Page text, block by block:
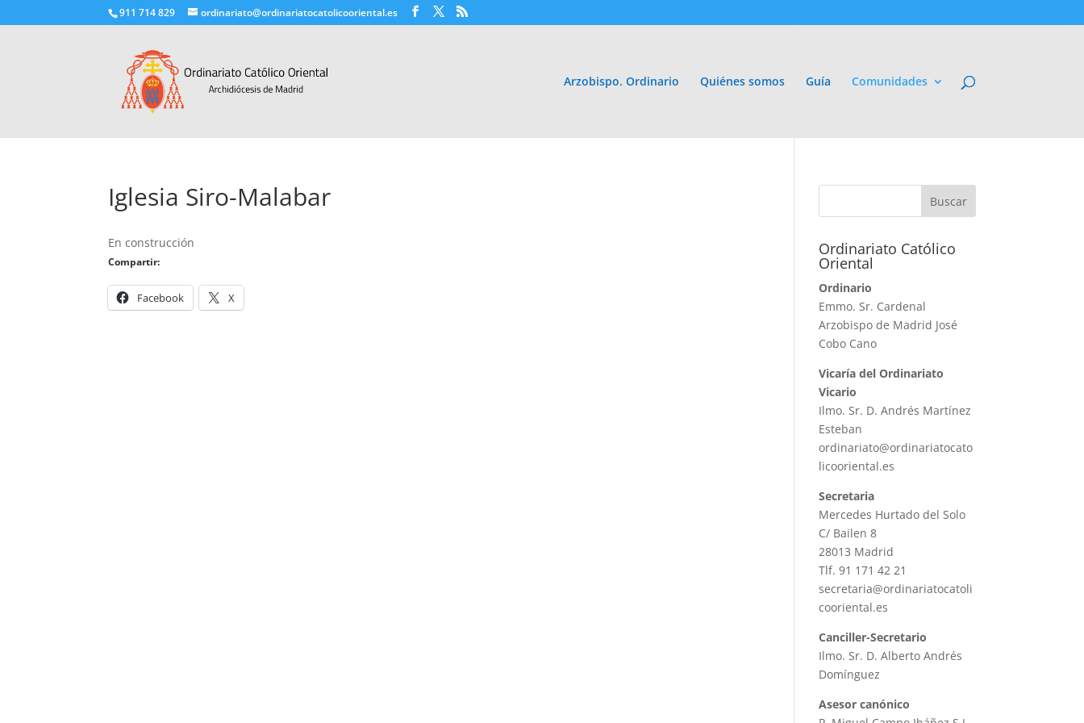
911 714 829 ordinariato@ordinariatocatolicooriental.es
Arzobispo. Ordinario Quiénes somos Guía Comunidades
Iglesia Siro-Malabar
En construcción
Compartir:
Facebook X
Ordinariato Católico
Oriental
Ordinario
Emmo. Sr. Cardenal
Arzobispo de Madrid José
Cobo Cano
Vicaría del Ordinariato
Vicario
Ilmo. Sr. D. Andrés Martínez
Esteban
ordinariato@ordinariatocato
licooriental.es
Secretaria
Mercedes Hurtado del Solo
C/ Bailen 8
28013 Madrid
Tlf. 91 171 42 21
secretaria@ordinariatocatoli
cooriental.es
Canciller-Secretario
Ilmo. Sr. D. Alberto Andrés
Domínguez
Asesor canónico